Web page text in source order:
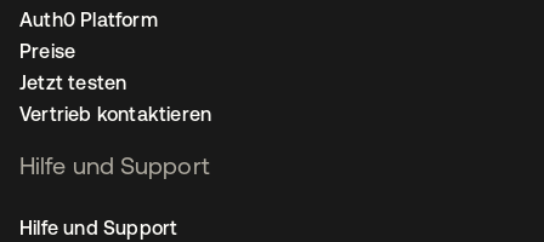
Auth0 Platform
Preise
Jetzt testen
Vertrieb kontaktieren
Hilfe und Support
Hilfe und Support